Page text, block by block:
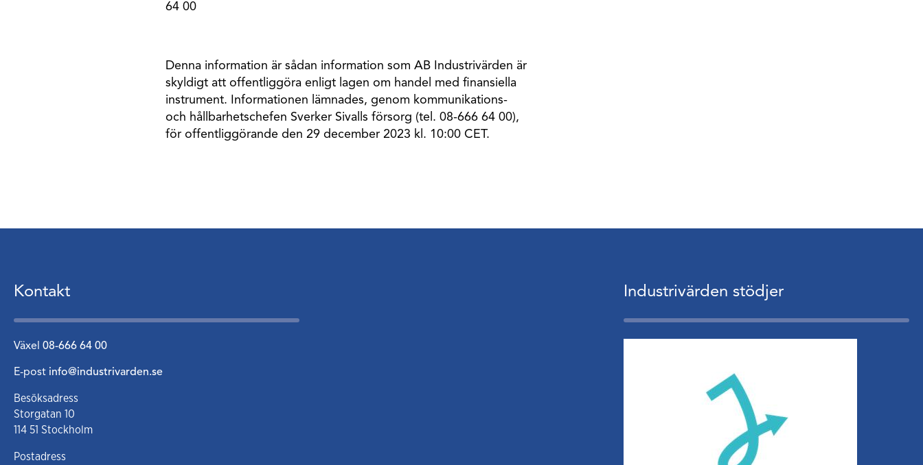
64 00
Denna information är sådan information som AB Industrivärden är
skyldigt att offentliggöra enligt lagen om handel med finansiella
instrument. Informationen lämnades, genom kommunikations-
och hållbarhetschefen Sverker Sivalls försorg (tel. 08-666 64 00),
för offentliggörande den 29 december 2023 kl. 10:00 CET.
Kontakt
Växel 08-666 64 00
E-post info@industrivarden.se
Besöksadress
Storgatan 10
114 51 Stockholm
Postadress
Industrivärden stödjer